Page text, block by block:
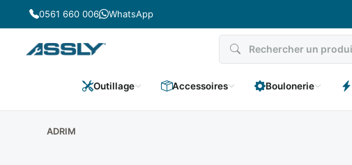
Passer
au
contenu
0561 660 006 WhatsApp
Outillage Accessoires Boulonerie
ADRIM